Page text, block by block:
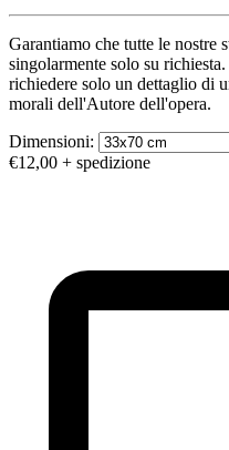
Garantiamo che tutte le nostre
singolarmente solo su
richiedere solo un dettaglio di
morali dell'Autore dell'opera.
Dimensioni:
€12,00 + spedizione